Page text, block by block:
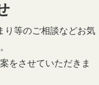
り等のご相談などお気
をさせていただきま